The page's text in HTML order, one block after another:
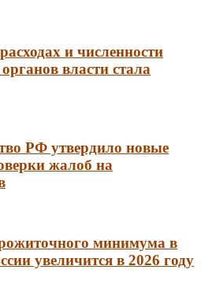
и численности
власти стала
РФ утвердило новые
жалоб на
минимума в
увеличится в 2026 году